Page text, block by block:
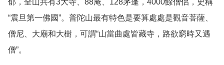
郁，全山共有3大寺、88庵、128茅蓬，4000餘僧侶，史稱
“震旦第一佛國”。普陀山最有特色是要算處處是觀音菩薩、
僧尼、大廟和大樹，可謂“山當曲處皆藏寺，路欲窮時又遇
僧”。